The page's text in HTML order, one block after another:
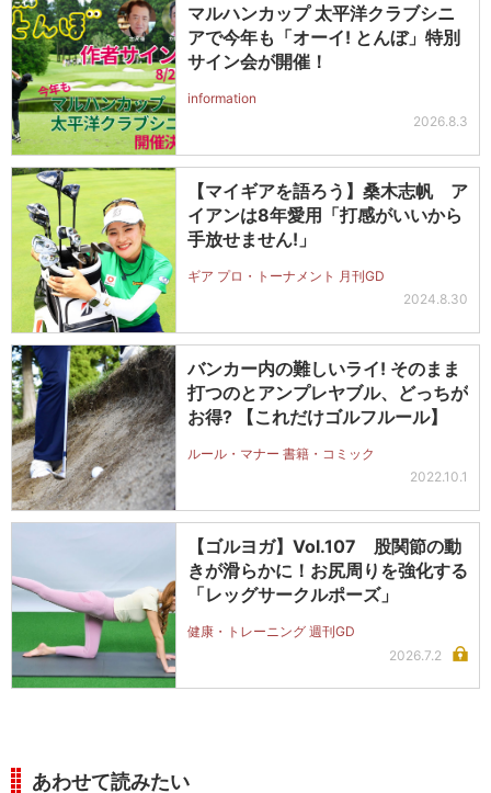
マルハンカップ 太平洋クラブシニ
アで今年も「オーイ! とんぼ」特別
サイン会が開催！
information
2026.8.3
【マイギアを語ろう】桑木志帆 ア
イアンは8年愛用「打感がいいから
手放せません!」
ギア プロ・トーナメント 月刊GD
2024.8.30
バンカー内の難しいライ! そのまま
打つのとアンプレヤブル、どっちが
お得? 【これだけゴルフルール】
ルール・マナー 書籍・コミック
2022.10.1
【ゴルヨガ】Vol.107 股関節の動
きが滑らかに！お尻周りを強化する
「レッグサークルポーズ」
健康・トレーニング 週刊GD
2026.7.2
あわせて読みたい